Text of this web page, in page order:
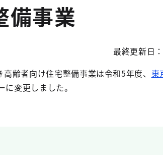
備事業
最終更新日
齢者向け住宅整備事業は令和5年度、 東
に変更しました。